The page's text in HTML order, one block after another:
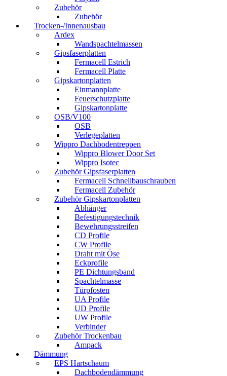
Zubehör
Zubehör
Trocken-/Innenausbau
Ardex
Wandspachtelmassen
Gipsfaserplatten
Fermacell Estrich
Fermacell Platte
Gipskartonplatten
Einmannplatte
Feuerschutzplatte
Gipskartonplatte
OSB/V100
OSB
Verlegeplatten
Wippro Dachbodentreppen
Wippro Blower Door Set
Wippro Isotec
Zubehör Gipsfaserplatten
Fermacell Schnellbauschrauben
Fermacell Zubehör
Zubehör Gipskartonplatten
Abhänger
Befestigungstechnik
Bewehrungsstreifen
CD Profile
CW Profile
Draht mit Öse
Eckprofile
PE Dichtungsband
Spachtelmasse
Türpfosten
UA Profile
UD Profile
UW Profile
Verbinder
Zubehör Trockenbau
Ampack
Dämmung
EPS Hartschaum
Dachbodendämmung